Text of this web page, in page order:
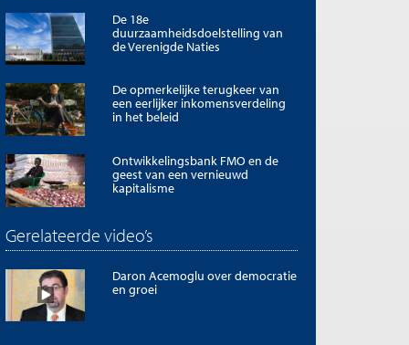
De 18e
duurzaamheidsdoelstelling van
de Verenigde Naties
De opmerkelijke terugkeer van
een eerlijker inkomensverdeling
in het beleid
Ontwikkelingsbank FMO en de
geest van een vernieuwd
kapitalisme
Gerelateerde video’s
Daron Acemoglu over democratie
en groei